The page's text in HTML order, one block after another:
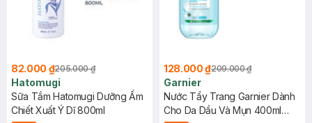
82.000 ₫205.000 ₫
Hatomugi
Sữa Tắm Hatomugi Dưỡng Ẩm
Chiết Xuất Ý Dĩ 800ml
128.000 ₫209.000 ₫
Garnier
Nước Tẩy Trang Garnier Dành
Cho Da Dầu Và Mụn 400ml